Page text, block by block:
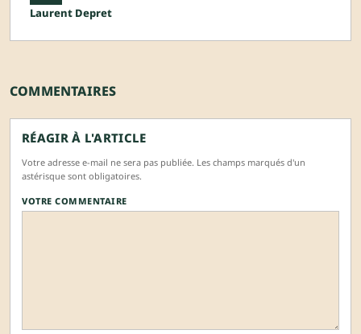
Laurent Depret
COMMENTAIRES
RÉAGIR À L'ARTICLE
Votre adresse e-mail ne sera pas publiée. Les champs marqués d'un
astérisque sont obligatoires.
VOTRE COMMENTAIRE